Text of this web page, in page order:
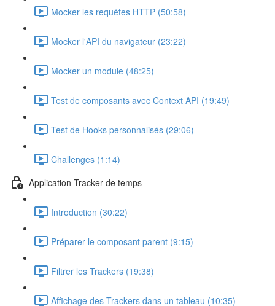
Mocker les requêtes HTTP (50:58)
Mocker l'API du navigateur (23:22)
Mocker un module (48:25)
Test de composants avec Context API (19:49)
Test de Hooks personnalisés (29:06)
Challenges (1:14)
Application Tracker de temps
Introduction (30:22)
Préparer le composant parent (9:15)
Filtrer les Trackers (19:38)
Affichage des Trackers dans un tableau (10:35)